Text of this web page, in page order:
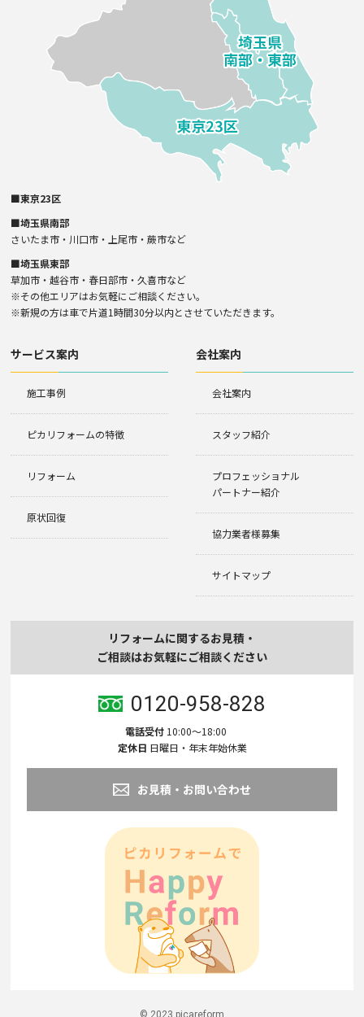
■東京23区
■埼玉県南部
さいたま市・川口市・上尾市・蕨市など
■埼玉県東部
草加市・越谷市・春日部市・久喜市など
※その他エリアはお気軽にご相談ください。
※新規の方は車で片道1時間30分以内とさせていただきます。
サービス案内
施工事例
ピカリフォームの特徴
リフォーム
原状回復
会社案内
会社案内
スタッフ紹介
プロフェッショナル
パートナー紹介
協力業者様募集
サイトマップ
リフォームに関するお見積・
ご相談はお気軽にご相談ください
0120-958-828
電話受付 10:00〜18:00
定休日 日曜日・年末年始休業
お見積・お問い合わせ
© 2023 picareform